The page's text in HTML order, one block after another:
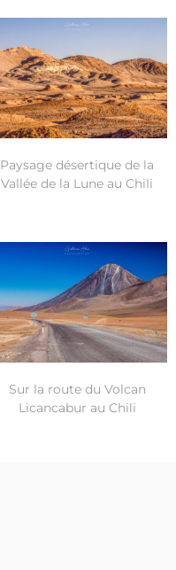
Paysage désertique de la
Vallée de la Lune au Chili
Sur la route du Volcan
Licancabur au Chili